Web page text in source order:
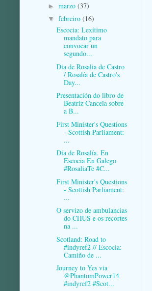
► marzo (37)
▼ febreiro (16)
Escocia: Lexítimo
mandato para
convocar un
segundo...
Dia de Rosalia de Castro
/ Rosalía de Castro's
Day...
Presentación do libro de
Beatriz Cancela sobre
a B...
First Minister's Questions
- Scottish Parliament:
...
Día de Rosalía. En
Escocia En Galego
#RosaliaTe #C...
First Minister's Questions
- Scottish Parliament:
...
O servizo de ambulancias
do CHUS e os recortes
na ...
Scotland: Road to
#indyref2 // Escocia:
Camiño de ...
Journey to Yes via
@PhantomPower14
#indyref2 #Scot...